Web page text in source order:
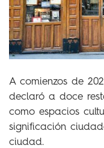
A comienzos de
declaró a doce
como espacios
significación
ciudad.